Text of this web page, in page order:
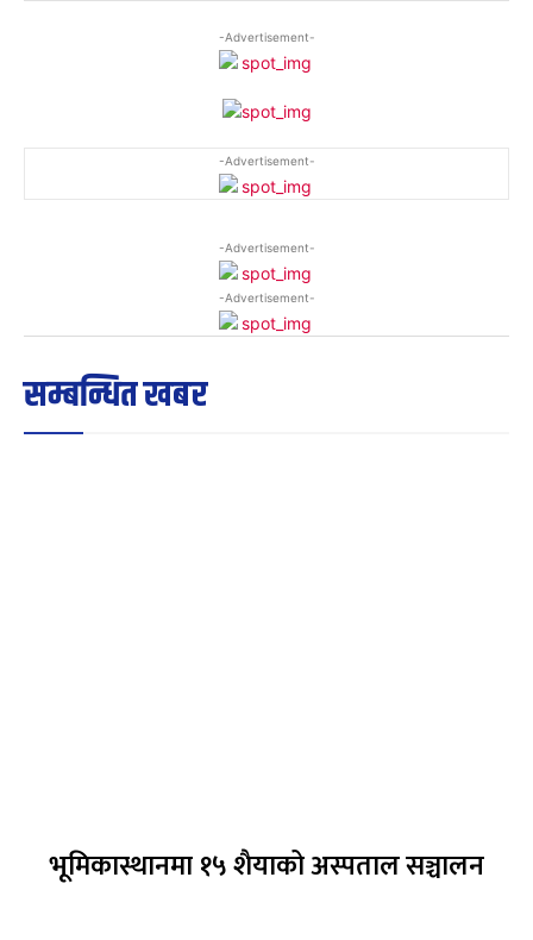
-Advertisement-
-Advertisement-
-Advertisement-
-Advertisement-
सम्बन्धित खबर
भूमिकास्थानमा १५ शैयाको अस्पताल सञ्चालन